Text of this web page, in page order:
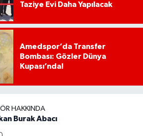
Taziye Evi Daha Yapılacak
Amedspor’da Transfer
Bombası: Gözler Dünya
Kupası’nda!
HAKKINDA
Burak Abacı